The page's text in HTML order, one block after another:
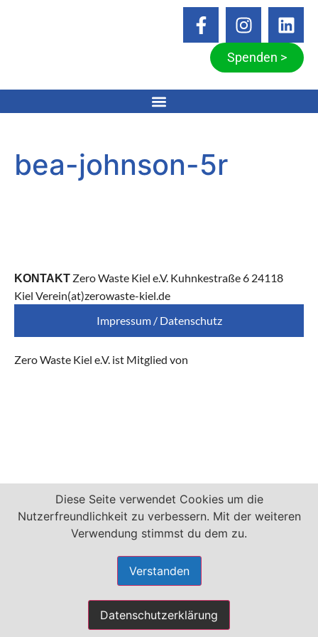
Spenden >
bea-johnson-5r
KONTAKT Zero Waste Kiel e.V. Kuhnkestraße 6 24118
Kiel Verein(at)zerowaste-kiel.de
Impressum / Datenschutz
Zero Waste Kiel e.V. ist Mitglied von
Diese Seite verwendet Cookies um die
Nutzerfreundlichkeit zu verbessern. Mit der weiteren
Verwendung stimmst du dem zu.
Verstanden
Datenschutzerklärung